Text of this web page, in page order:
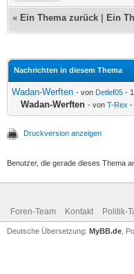
« Ein Thema zurück Ein
Nachrichten in diesem Thema
Wadan-Werften - von Detlef05 -
Wadan-Werften - von T-Rex -
Druckversion anzeigen
Benutzer, die gerade dieses Thema
Foren-Team Kontakt Politik-
Deutsche Übersetzung: MyBB.de ,